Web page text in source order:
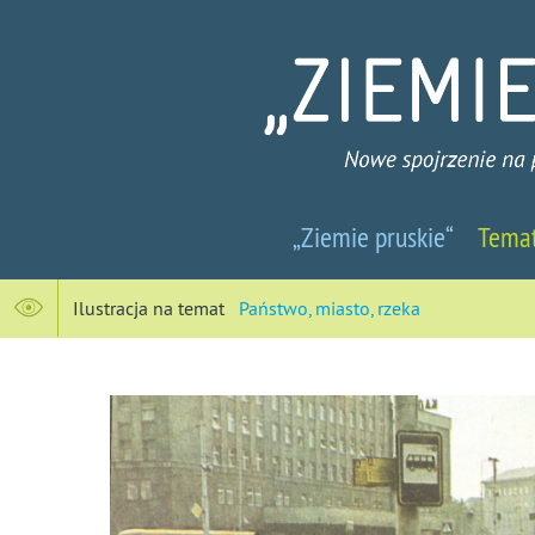
pruskie
-
Nowe
spojrzenie
na
„Ziemie pruskie“
Ilustracja na temat Państwo, miasto, rzeka